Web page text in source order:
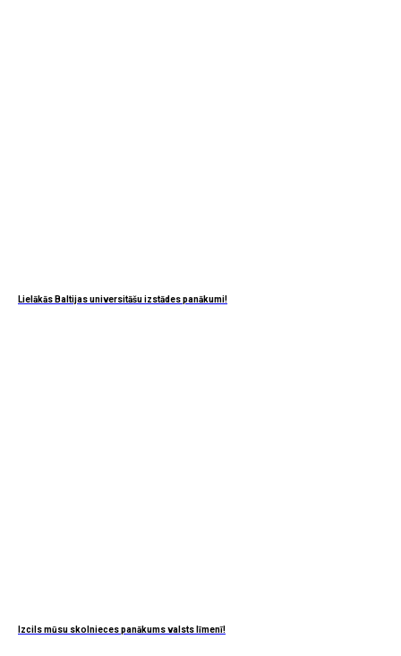
Lielākās Baltijas universitāšu izstādes panākumi!
Izcils mūsu skolnieces panākums valsts līmenī!